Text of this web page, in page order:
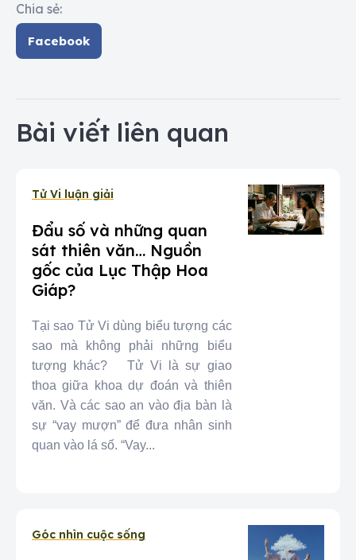
Chia sẻ:
Facebook
Bài viết liên quan
Tử Vi luận giải
Đẩu số và những quan
sát thiên văn… Nguồn
gốc của Lục Thập Hoa
Giáp?
Tại sao Tử Vi dùng biểu tượng các
sao mà không phải những biểu
tượng khác? Tử Vi là sự giao
thoa giữa khoa dự đoán và thiên
văn. Và các sao an vào địa bàn là
sự “vay mượn” để đưa nhân sinh
quan vào lá số. “Vay...
Góc nhìn cuộc sống